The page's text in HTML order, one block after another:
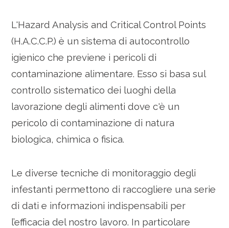
L'Hazard Analysis and Critical Control Points
(H.A.C.C.P.) è un sistema di autocontrollo
igienico che previene i pericoli di
contaminazione alimentare. Esso si basa sul
controllo sistematico dei luoghi della
lavorazione degli alimenti dove c'è un
pericolo di contaminazione di natura
biologica, chimica o fisica.
Le diverse tecniche di monitoraggio degli
infestanti permettono di raccogliere una serie
di dati e informazioni indispensabili per
l’efficacia del nostro lavoro. In particolare